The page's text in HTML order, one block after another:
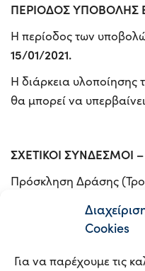
Cookies
Για να παρέχουμε τις
ΠΕΡΙΟΔΟΣ ΥΠΟΒΟΛΗΣ
Η περίοδος των
15/01/2021.
Η διάρκεια υλοποίησης
θα μπορεί να υπερβαίνει
ΣΧΕΤΙΚΟΙ ΣΥΝΔΕΣΜΟΙ
Πρόσκληση Δράσης